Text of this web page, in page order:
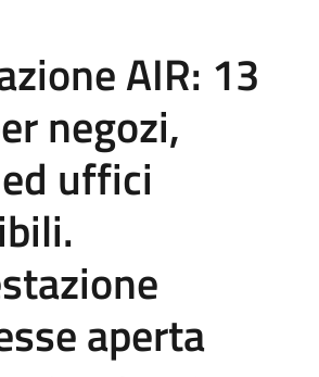
AIR: 13
negozi,
uffici
aperta